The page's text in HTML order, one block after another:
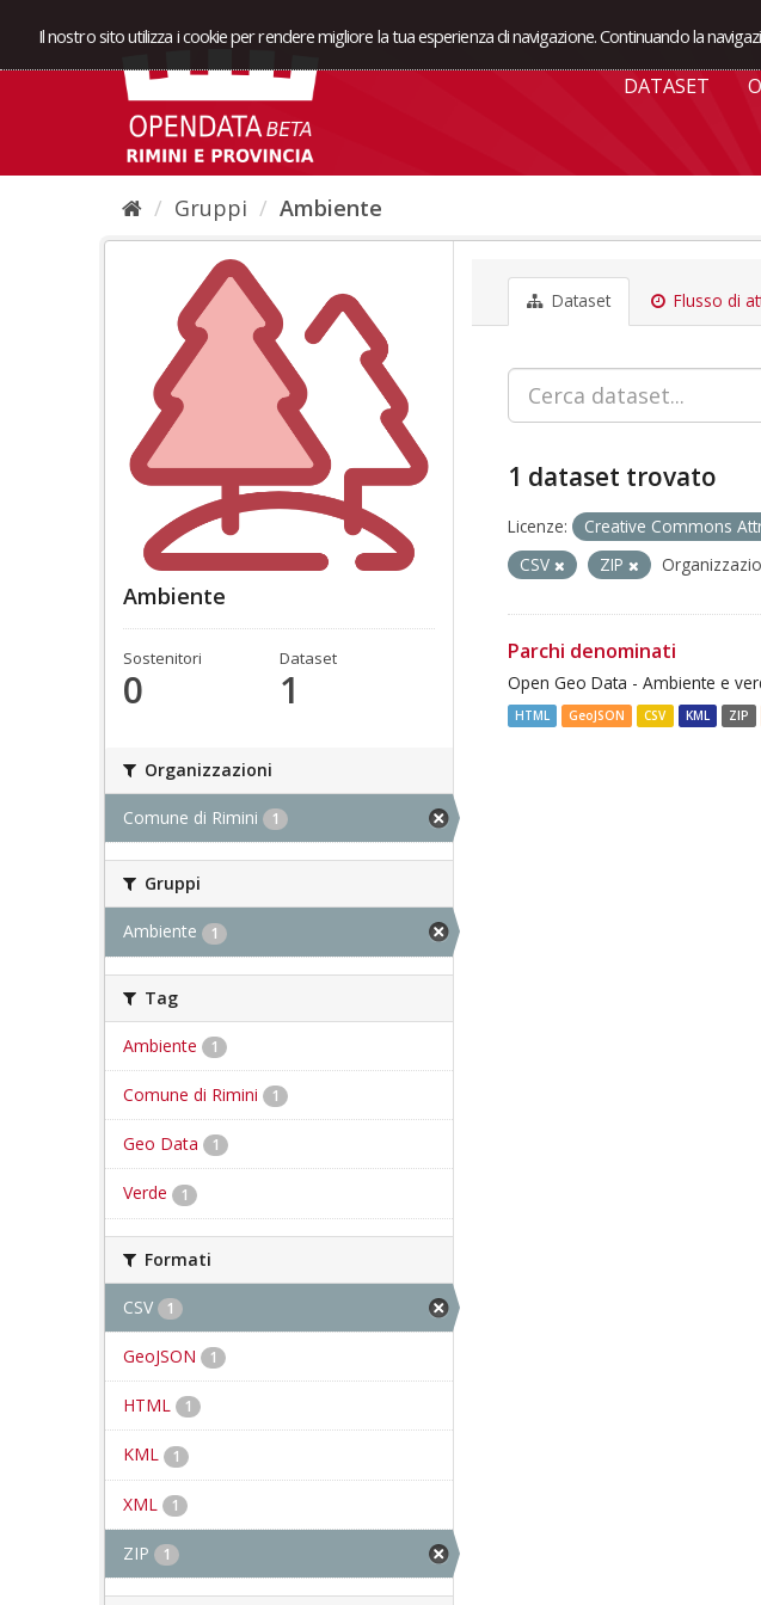
Il nostro sito utilizza i cookie per rendere migliore la tua esperienza di navigazione. Continuando la
DATASET
Gruppi Ambiente
Ambiente
Sostenitori
0
Dataset
1
Organizzazioni
Comune di Rimini 1
Gruppi
Ambiente 1
Tag
Ambiente 1
Comune di Rimini 1
Geo Data 1
Verde 1
Formati
CSV 1
GeoJSON 1
HTML 1
KML 1
XML 1
ZIP 1
Dataset Flusso di
1 dataset trovato
Licenze: Creative Commons
CSV
ZIP
Parchi denominati
Open Geo Data - Ambiente e
HTML GeoJSON CSV KML ZIP